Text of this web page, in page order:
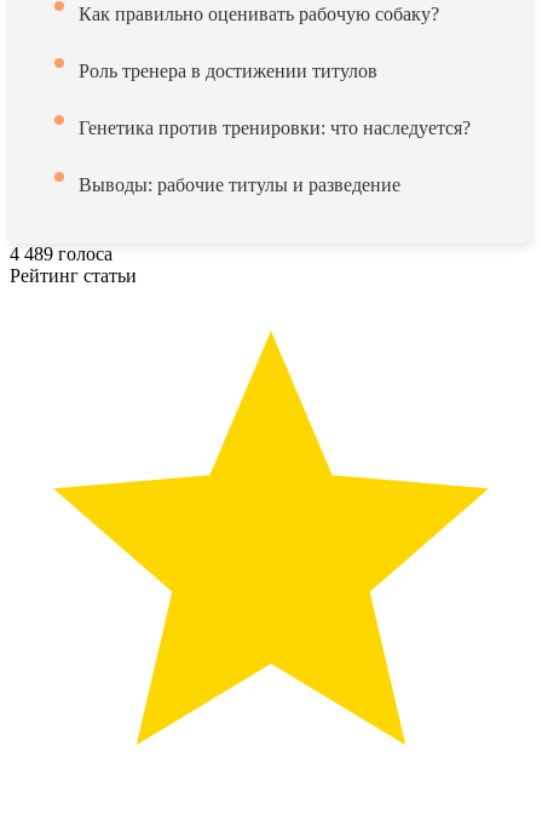
Как правильно оценивать рабочую собаку?
Роль тренера в достижении титулов
Генетика против тренировки: что наследуется?
Выводы: рабочие титулы и разведение
4 489 голоса
Рейтинг статьи